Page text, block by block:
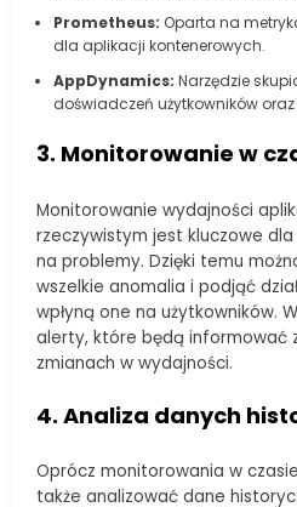
Prometheus: Oparta na
dla aplikacji kontenerowych.
AppDynamics: Narzędzie
doświadczeń użytkowników
3. Monitorowanie w
Monitorowanie wydajności
rzeczywistym jest kluczowe
na problemy. Dzięki temu
wszelkie anomalia i podjąć
wpłyną one na użytkowników.
alerty, które będą informować
zmianach w wydajności.
4. Analiza danych
Oprócz monitorowania w
także analizować dane